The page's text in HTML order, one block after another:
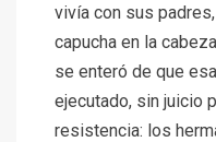
vivía con sus
capucha en la
se enteró de que
ejecutado, sin juicio
resistencia: los